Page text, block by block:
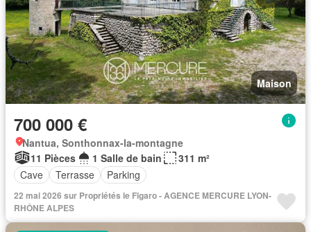
Maison
700 000 €
Nantua, Sonthonnax-la-montagne
11 Pièces
1 Salle de bain
311 m²
Cave
Terrasse Parking
22 mai 2026 sur Propriétés le Figaro - AGENCE MERCURE LYON-
RHÔNE ALPES